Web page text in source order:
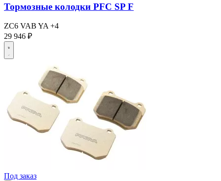
Тормозные колодки PFC SP F
ZC6 VAB YA +4
29 946 ₽
Под заказ